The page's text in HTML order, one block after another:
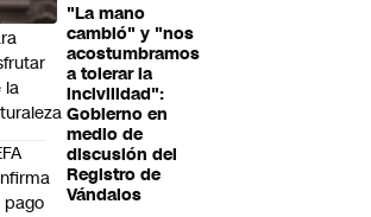
"La mano
cambió" y "nos
acostumbramos
a tolerar la
incivilidad":
Gobierno en
medio de
discusión del
Registro de
Vándalos
la
pago